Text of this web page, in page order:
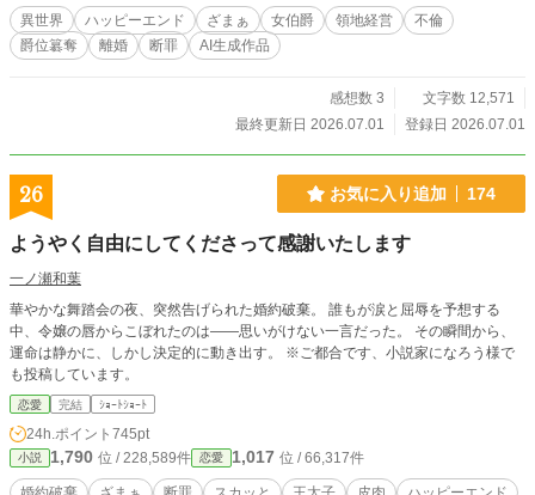
し、領地を立て直す。その先で待つのは、新たな恋か、それ
とも自由か。痛快ざまぁ×知略×自立する女主人公の人生逆転
ファンタジー！
異世界 ハッピーエンド ざまぁ 女伯爵 領地経営
不倫
爵位簒奪
離婚 断罪 AI生成作品
感想数 3
文字数 12,571
最終更新日 2026.07.01
登録日 2026.07.01
26 お気に入り追加 174
ようやく自由にしてくださって感謝いたします
一ノ瀬和葉
華やかな舞踏会の夜、突然告げられた婚約破棄。 誰もが涙と屈辱を予想する
中、令嬢の唇からこぼれたのは――思いがけない一言だった。 その瞬間から、
運命は静かに、しかし決定的に動き出す。 ※ご都合です、小説家になろう様で
も投稿しています。
恋愛 完結 ｼｮｰﾄｼｮｰﾄ
24h.ポイント 745pt
小説 1,790 位 / 228,589件 恋愛 1,017 位 / 66,317件